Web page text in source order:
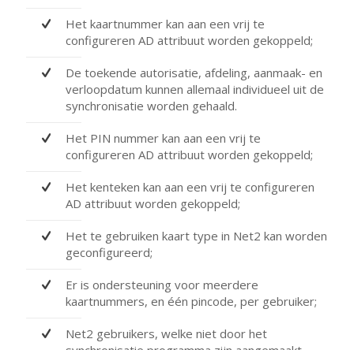
Het kaartnummer kan aan een vrij te
configureren AD attribuut worden gekoppeld;
De toekende autorisatie, afdeling, aanmaak- en
verloopdatum kunnen allemaal individueel uit de
synchronisatie worden gehaald.
Het PIN nummer kan aan een vrij te
configureren AD attribuut worden gekoppeld;
Het kenteken kan aan een vrij te configureren
AD attribuut worden gekoppeld;
Het te gebruiken kaart type in Net2 kan worden
geconfigureerd;
Er is ondersteuning voor meerdere
kaartnummers, en één pincode, per gebruiker;
Net2 gebruikers, welke niet door het